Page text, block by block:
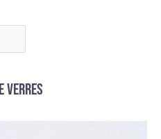
verres